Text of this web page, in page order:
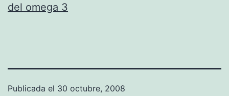
del omega 3
Publicada el 30 octubre, 2008